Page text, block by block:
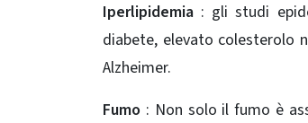
Iperlipidemia : gli studi
diabete, elevato colesterolo
Alzheimer.
Fumo : Non solo il fumo è